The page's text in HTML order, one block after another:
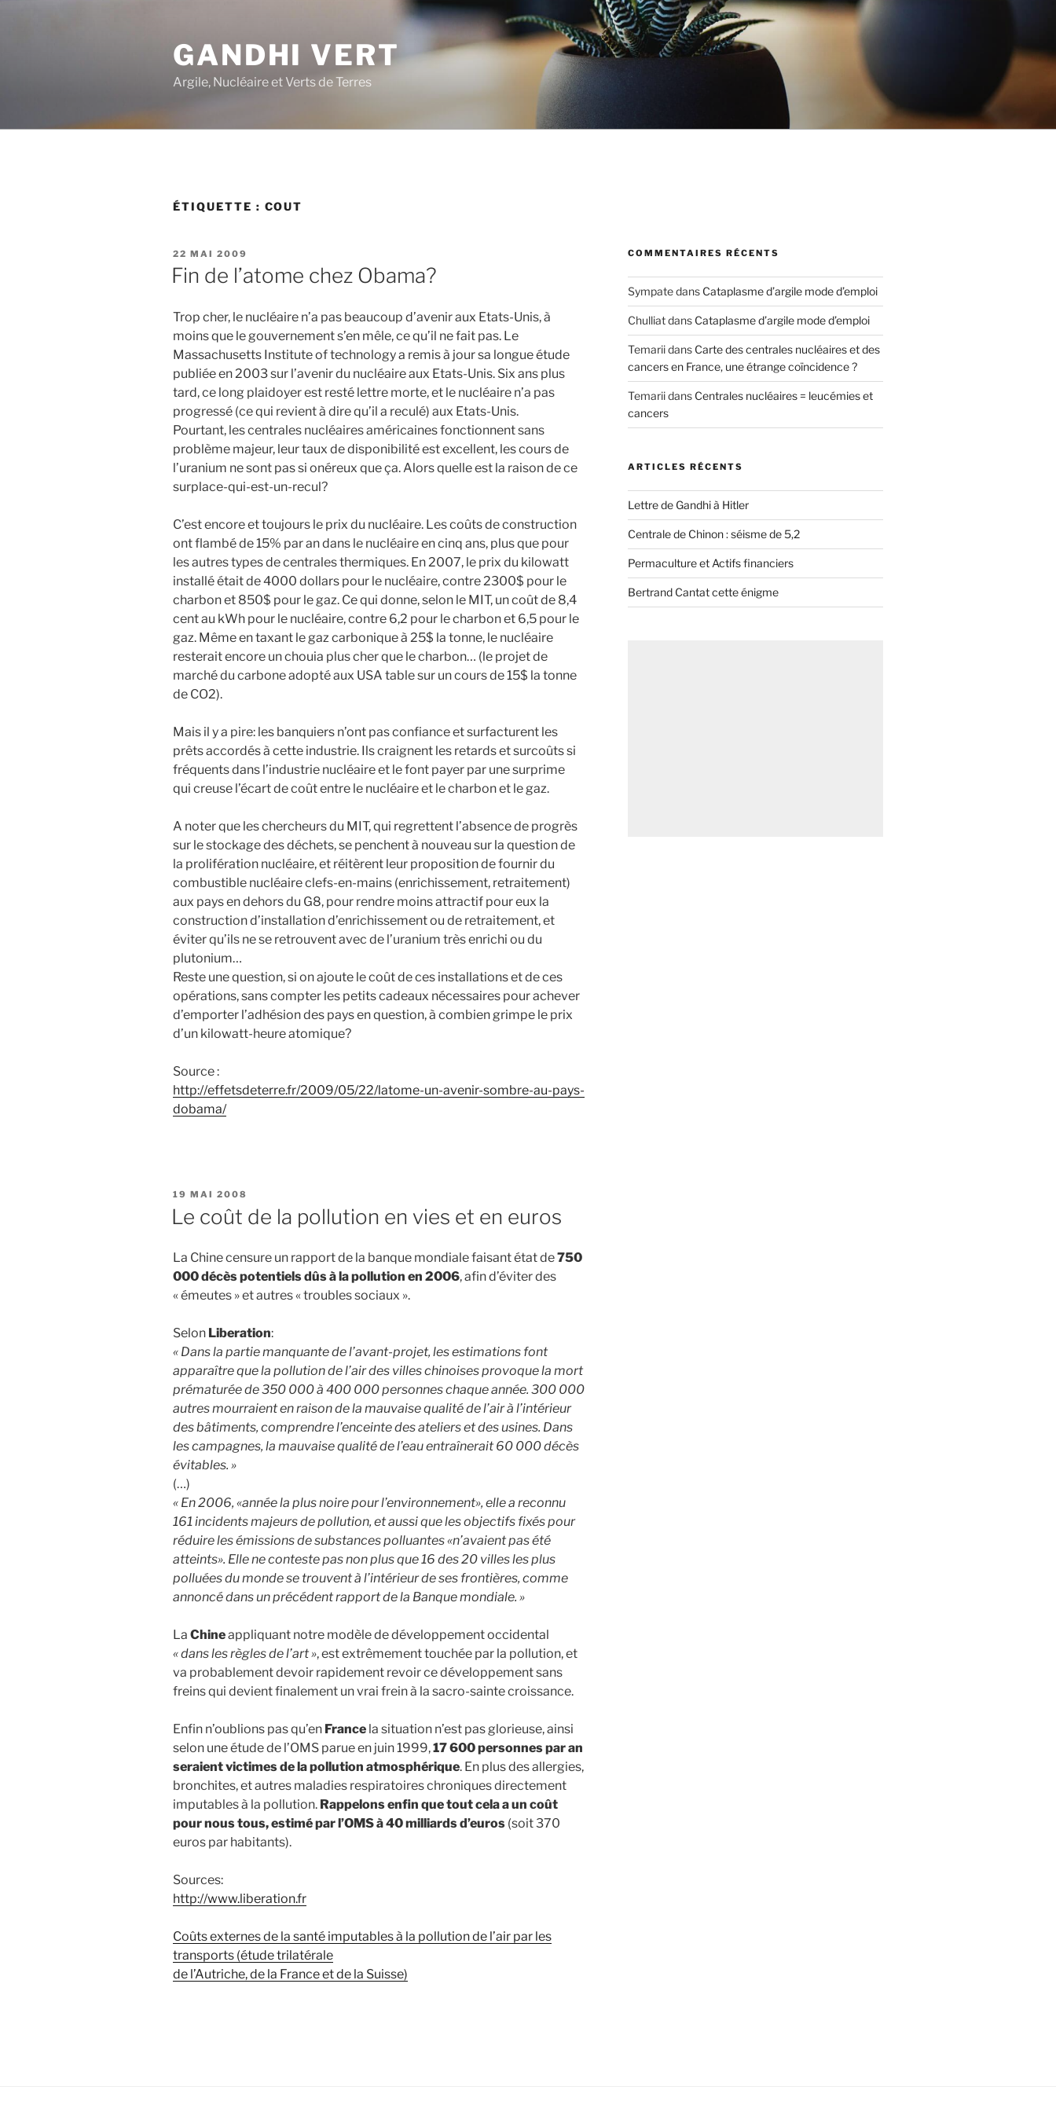
GANDHI VERT
Argile, Nucléaire et Verts de Terres
ÉTIQUETTE : COUT
PUBLIÉ
LE
22 MAI 2009
Fin de l’atome chez Obama?
Trop cher, le nucléaire n’a pas beaucoup d’avenir aux Etats-Unis, à
moins que le gouvernement s’en mêle, ce qu’il ne fait pas. Le
Massachusetts Institute of technology a remis à jour sa longue étude
publiée en 2003 sur l’avenir du nucléaire aux Etats-Unis. Six ans plus
tard, ce long plaidoyer est resté lettre morte, et le nucléaire n’a pas
progressé (ce qui revient à dire qu’il a reculé) aux Etats-Unis.
Pourtant, les centrales nucléaires américaines fonctionnent sans
problème majeur, leur taux de disponibilité est excellent, les cours de
l’uranium ne sont pas si onéreux que ça. Alors quelle est la raison de ce
surplace-qui-est-un-recul?
C’est encore et toujours le prix du nucléaire. Les coûts de construction
ont flambé de 15% par an dans le nucléaire en cinq ans, plus que pour
les autres types de centrales thermiques. En 2007, le prix du kilowatt
installé était de 4000 dollars pour le nucléaire, contre 2300$ pour le
charbon et 850$ pour le gaz. Ce qui donne, selon le MIT, un coût de 8,4
cent au kWh pour le nucléaire, contre 6,2 pour le charbon et 6,5 pour le
gaz. Même en taxant le gaz carbonique à 25$ la tonne, le nucléaire
resterait encore un chouia plus cher que le charbon… (le projet de
marché du carbone adopté aux USA table sur un cours de 15$ la tonne
de CO2).
Mais il y a pire: les banquiers n’ont pas confiance et surfacturent les
prêts accordés à cette industrie. Ils craignent les retards et surcoûts si
fréquents dans l’industrie nucléaire et le font payer par une surprime
qui creuse l’écart de coût entre le nucléaire et le charbon et le gaz.
A noter que les chercheurs du MIT, qui regrettent l’absence de progrès
sur le stockage des déchets, se penchent à nouveau sur la question de
la prolifération nucléaire, et réitèrent leur proposition de fournir du
combustible nucléaire clefs-en-mains (enrichissement, retraitement)
aux pays en dehors du G8, pour rendre moins attractif pour eux la
construction d’installation d’enrichissement ou de retraitement, et
éviter qu’ils ne se retrouvent avec de l’uranium très enrichi ou du
plutonium…
Reste une question, si on ajoute le coût de ces installations et de ces
opérations, sans compter les petits cadeaux nécessaires pour achever
d’emporter l’adhésion des pays en question, à combien grimpe le prix
d’un kilowatt-heure atomique?
Source :
http://effetsdeterre.fr/2009/05/22/latome-un-avenir-sombre-au-pays-
dobama/
PUBLIÉ
19 MAI 2008
Le coût de la pollution en vies et en euros
La Chine censure un rapport de la banque mondiale faisant état de750
000 décès potentiels dûs à la pollution en 2006, afin d’éviter des
« émeutes » et autres « troubles sociaux ».
Selon Liberation:
« Dans la partie manquante de l’avant-projet, les estimations font
apparaître que la pollution de l’air des villes chinoises provoque la mort
prématurée de 350 000 à 400 000 personnes chaque année. 300 000
autres mourraient en raison de la mauvaise qualité de l’air à l’intérieur
des bâtiments, comprendre l’enceinte des ateliers et des usines. Dans
les campagnes, la mauvaise qualité de l’eau entraînerait 60 000 décès
évitables. »
(…)
« En 2006, «année la plus noire pour l’environnement», elle a reconnu
161 incidents majeurs de pollution, et aussi que les objectifs fixés pour
réduire les émissions de substances polluantes «n’avaient pas été
atteints». Elle ne conteste pas non plus que 16 des 20 villes les plus
polluées du monde se trouvent à l’intérieur de ses frontières, comme
annoncé dans un précédent rapport de la Banque mondiale. »
La Chineappliquant notre modèle de développement occidental
« dans les règles de l’art », est extrêmement touchée par la pollution, et
va probablement devoir rapidement revoir ce développement sans
freins qui devient finalement un vrai frein à la sacro-sainte croissance.
Enfin n’oublions pas qu’en France la situation n’est pas glorieuse, ainsi
selon une étude de l’OMS parue en juin 1999,17 600 personnes par an
seraient victimes de la pollution atmosphérique. En plus des allergies,
bronchites, et autres maladies respiratoires chroniques directement
imputables à la pollution. Rappelons enfin que tout cela a un coût
pour nous tous, estimé par l’OMS à 40 milliards d’euros (soit 370
euros par habitants).
Sources:
http://www.liberation.fr
Coûts externes de la santé imputables à la pollution de l’air par les
transports (étude trilatérale
de l’Autriche, de la France et de la Suisse)
COMMENTAIRES RÉCENTS
Sympatedans Cataplasme d’argile mode d’emploi
Chulliatdans Cataplasme d’argile mode d’emploi
Temariidans Carte des centrales nucléaires et des
cancers en France, une étrange coïncidence ?
Temariidans Centrales nucléaires = leucémies et
cancers
ARTICLES RÉCENTS
Lettre de Gandhi à Hitler
Centrale de Chinon : séisme de 5,2
Permaculture et Actifs financiers
Bertrand Cantat cette énigme